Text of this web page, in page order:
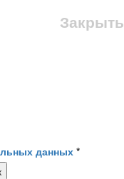
Закрыть
данных *